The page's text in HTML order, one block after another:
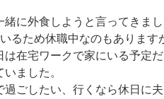
に外食しようと言ってきま
るため休職中なのもありま
在宅ワークで家にいる予定
ました。
ごしたい、行くなら休日に